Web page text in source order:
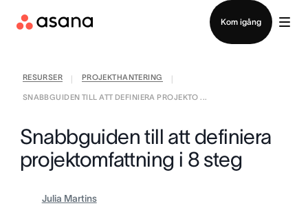
Kom igång
RESURSER PROJEKTHANTERING
SNABBGUIDEN TILL ATT DEFINIERA PROJEKTO ...
Snabbguiden till att definiera
projektomfattning i 8 steg
Julia Martins